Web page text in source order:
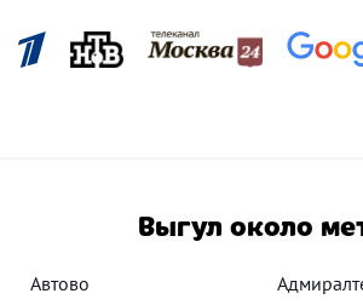
Выгул около
Автово